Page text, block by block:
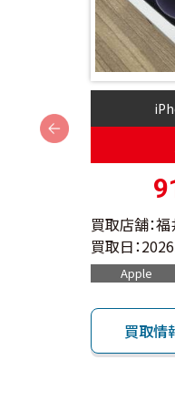
買取店舗：
買取日：
Apple
買取情